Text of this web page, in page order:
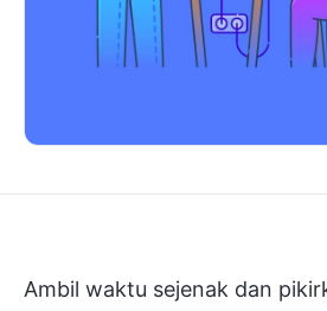
Ambil waktu sejenak dan